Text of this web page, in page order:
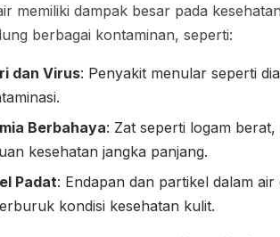
memiliki dampak besar pada
berbagai kontaminan, seperti:
dan Virus: Penyakit menular seperti
Berbahaya: Zat seperti logam
kesehatan jangka panjang.
Padat: Endapan dan partikel dalam
kondisi kesehatan kulit.